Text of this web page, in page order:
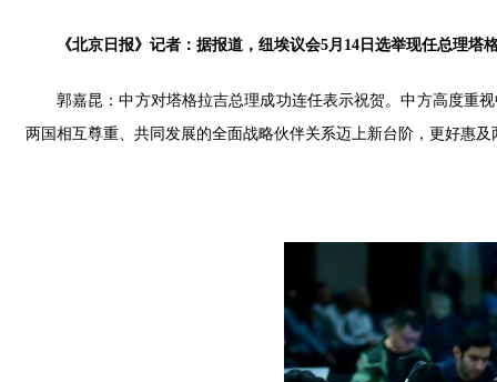
《北京日报》记者：据报道，纽埃议会5月14日选举现任总理
郭嘉昆：中方对塔格拉吉总理成功连任表示祝贺。中方高度重
两国相互尊重、共同发展的全面战略伙伴关系迈上新台阶，更好惠及